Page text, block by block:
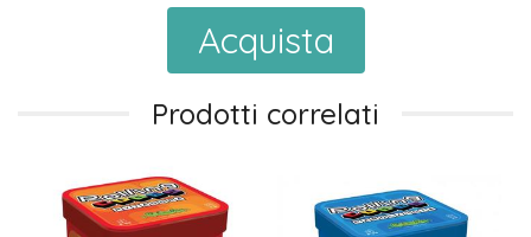
Acquista
Prodotti correlati